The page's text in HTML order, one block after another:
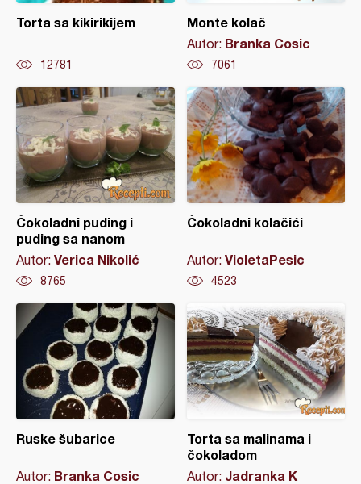
Torta sa kikirikijem
12781
Monte kolač
Autor: Branka Cosic
7061
Čokoladni puding i
puding sa nanom
Autor: Verica Nikolić
8765
Čokoladni kolačići
Autor: VioletaPesic
4523
Ruske šubarice
Autor: Branka Cosic
Torta sa malinama i
čokoladom
Autor: Jadranka K